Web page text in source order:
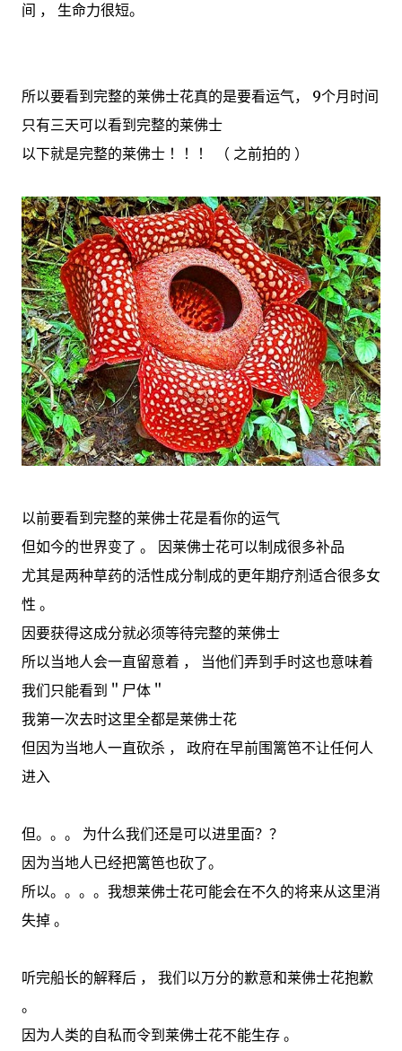
间 ， 生命力很短。
所以要看到完整的莱佛士花真的是要看运气， 9个月时间
只有三天可以看到完整的莱佛士
以下就是完整的莱佛士 ！！！ （ 之前拍的 ）
以前要看到完整的莱佛士花是看你的运气
但如今的世界变了 。 因莱佛士花可以制成很多补品
尤其是两种草药的活性成分制成的更年期疗剂适合很多女
性 。
因要获得这成分就必须等待完整的莱佛士
所以当地人会一直留意着 ， 当他们弄到手时这也意味着
我们只能看到＂尸体＂
我第一次去时这里全都是莱佛士花
但因为当地人一直砍杀 ， 政府在早前围篱笆不让任何人
进入
但。。。 为什么我们还是可以进里面？？
因为当地人已经把篱笆也砍了。
所以。。。。我想莱佛士花可能会在不久的将来从这里消
失掉 。
听完船长的解释后 ， 我们以万分的歉意和莱佛士花抱歉
。
因为人类的自私而令到莱佛士花不能生存 。